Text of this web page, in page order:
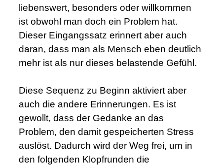
liebenswert, besonders oder willkommen
ist obwohl man doch ein Problem hat.
Dieser Eingangssatz erinnert aber auch
daran, dass man als Mensch eben deutlich
mehr ist als nur dieses belastende Gefühl.
Diese Sequenz zu Beginn aktiviert aber
auch die andere Erinnerungen. Es ist
gewollt, dass der Gedanke an das
Problem, den damit gespeicherten Stress
auslöst. Dadurch wird der Weg frei, um in
den folgenden Klopfrunden die